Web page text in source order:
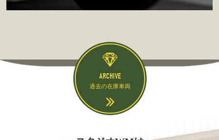
ARCHIVE
過去の在庫車両